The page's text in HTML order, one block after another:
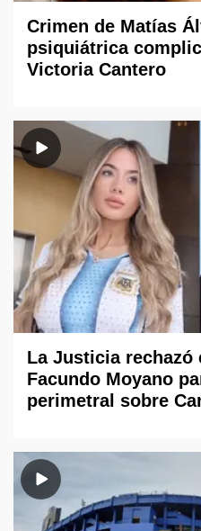
Crimen de Matías
psiquiátrica
Victoria Cantero
La Justicia rechazó
Facundo Moyano
perimetral sobre